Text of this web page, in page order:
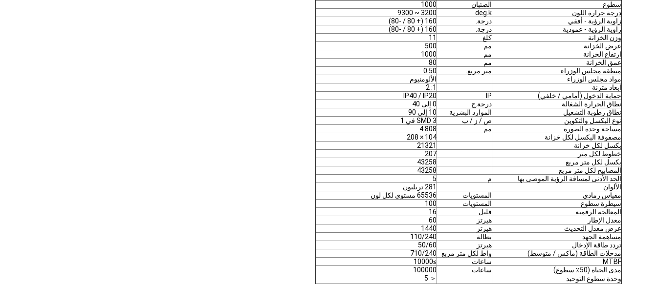
سطوع الصئبان
1000
درجة حرارة اللون
deg.k
3200 ~ 9300
زاوية الرؤية - أفقي
درجة.
160 (+ 80 / -80)
زاوية الرؤية - عمودية
درجة.
160 (+ 80 / -80)
وزن الخزانة
كلغ
11
عرض الخزانة
مم
500
ارتفاع الخزانة
مم
1000
عمق الخزانة
مم
80
منطقة مجلس الوزراء
متر مربع.
0.50
مواد مجلس الوزراء
الألومنيوم
ابعاد متزنة
1: 2
حماية الدخول (أمامي / خلفي)
IP
IP40 / IP20
نطاق الحرارة الشغالة
درجة.ج
0 إلى 40
نطاق رطوبة التشغيل
الموارد البشرية
10 إلى 90
نوع البكسل والتكوين
ص / ز / ب
SMD 3 في 1
مساحة وحدة الصورة
مم
4.808
مصفوفة البكسل لكل خزانة
104 × 208
بكسل لكل خزانة
21321
خطوط لكل متر
207
بكسل لكل متر مربع
43258
المصابيح لكل متر مربع
43258
الحد الأدنى لمسافة الرؤية الموصى بها
م
5
الألوان
281 تريليون
مقياس رمادي
المستويات
65536 مستوى لكل لون
سيطرة سطوع
المستويات
100
المعالجة الرقمية
قليل
16
معدل الإطار
هيرتز
60
عرض معدل التحديث
هيرتز
1440
مساهمة الجهد
بطالة
110/240
تردد طاقة الإدخال
هيرتز
50/60
مدخلات الطاقة (ماكس / متوسط)
واط لكل متر مربع
710/240
MTBF
ساعات
≥10000
مدى الحياة (50٪ سطوع)
ساعات
100000
وحدة سطوع التوحيد
＜ 5